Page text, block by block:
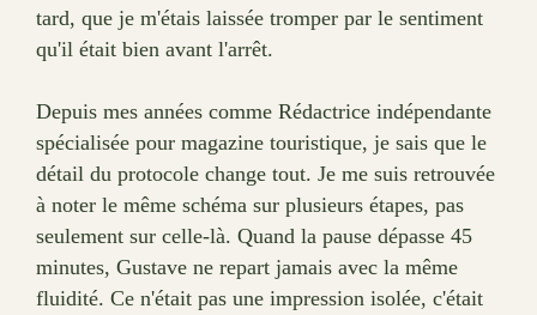
tard, que je m'étais laissée tromper par le sentiment
qu'il était bien avant l'arrêt.
Depuis mes années comme Rédactrice indépendante
spécialisée pour magazine touristique, je sais que le
détail du protocole change tout. Je me suis retrouvée
à noter le même schéma sur plusieurs étapes, pas
seulement sur celle-là. Quand la pause dépasse 45
minutes, Gustave ne repart jamais avec la même
fluidité. Ce n'était pas une impression isolée, c'était